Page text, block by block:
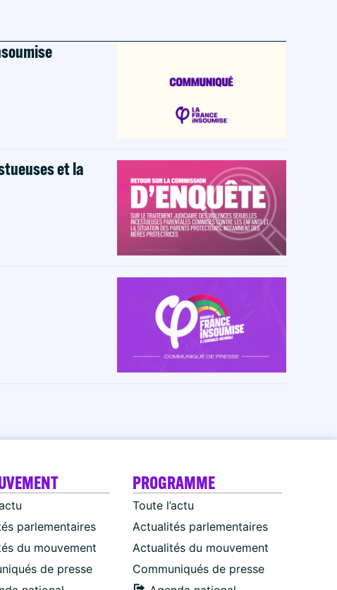
et la
parlementaires
du mouvement
de presse
PROGRAMME
Toute l’actu
Actualités parlementaires
Actualités du mouvement
Communiqués de presse